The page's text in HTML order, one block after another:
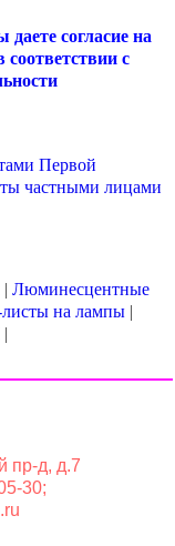
согласие на
с
Первой
частными лицами
| Люминесцентные
на лампы|
|
пр-д, д.7
30;